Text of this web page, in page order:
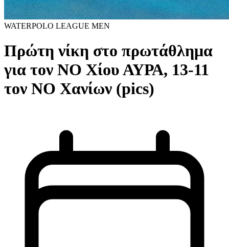
WATERPOLO LEAGUE MEN
Πρώτη νίκη στο πρωτάθλημα
για τον ΝΟ Χίου ΑΥΡΑ, 13-11
τον ΝΟ Χανίων (pics)